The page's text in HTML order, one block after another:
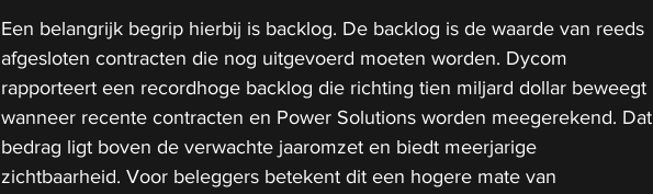
Een belangrijk begrip hierbij is backlog. De backlog is de waarde van reeds
afgesloten contracten die nog uitgevoerd moeten worden. Dycom
rapporteert een recordhoge backlog die richting tien miljard dollar beweegt
wanneer recente contracten en Power Solutions worden meegerekend. Dat
bedrag ligt boven de verwachte jaaromzet en biedt meerjarige
zichtbaarheid. Voor beleggers betekent dit een hogere mate van